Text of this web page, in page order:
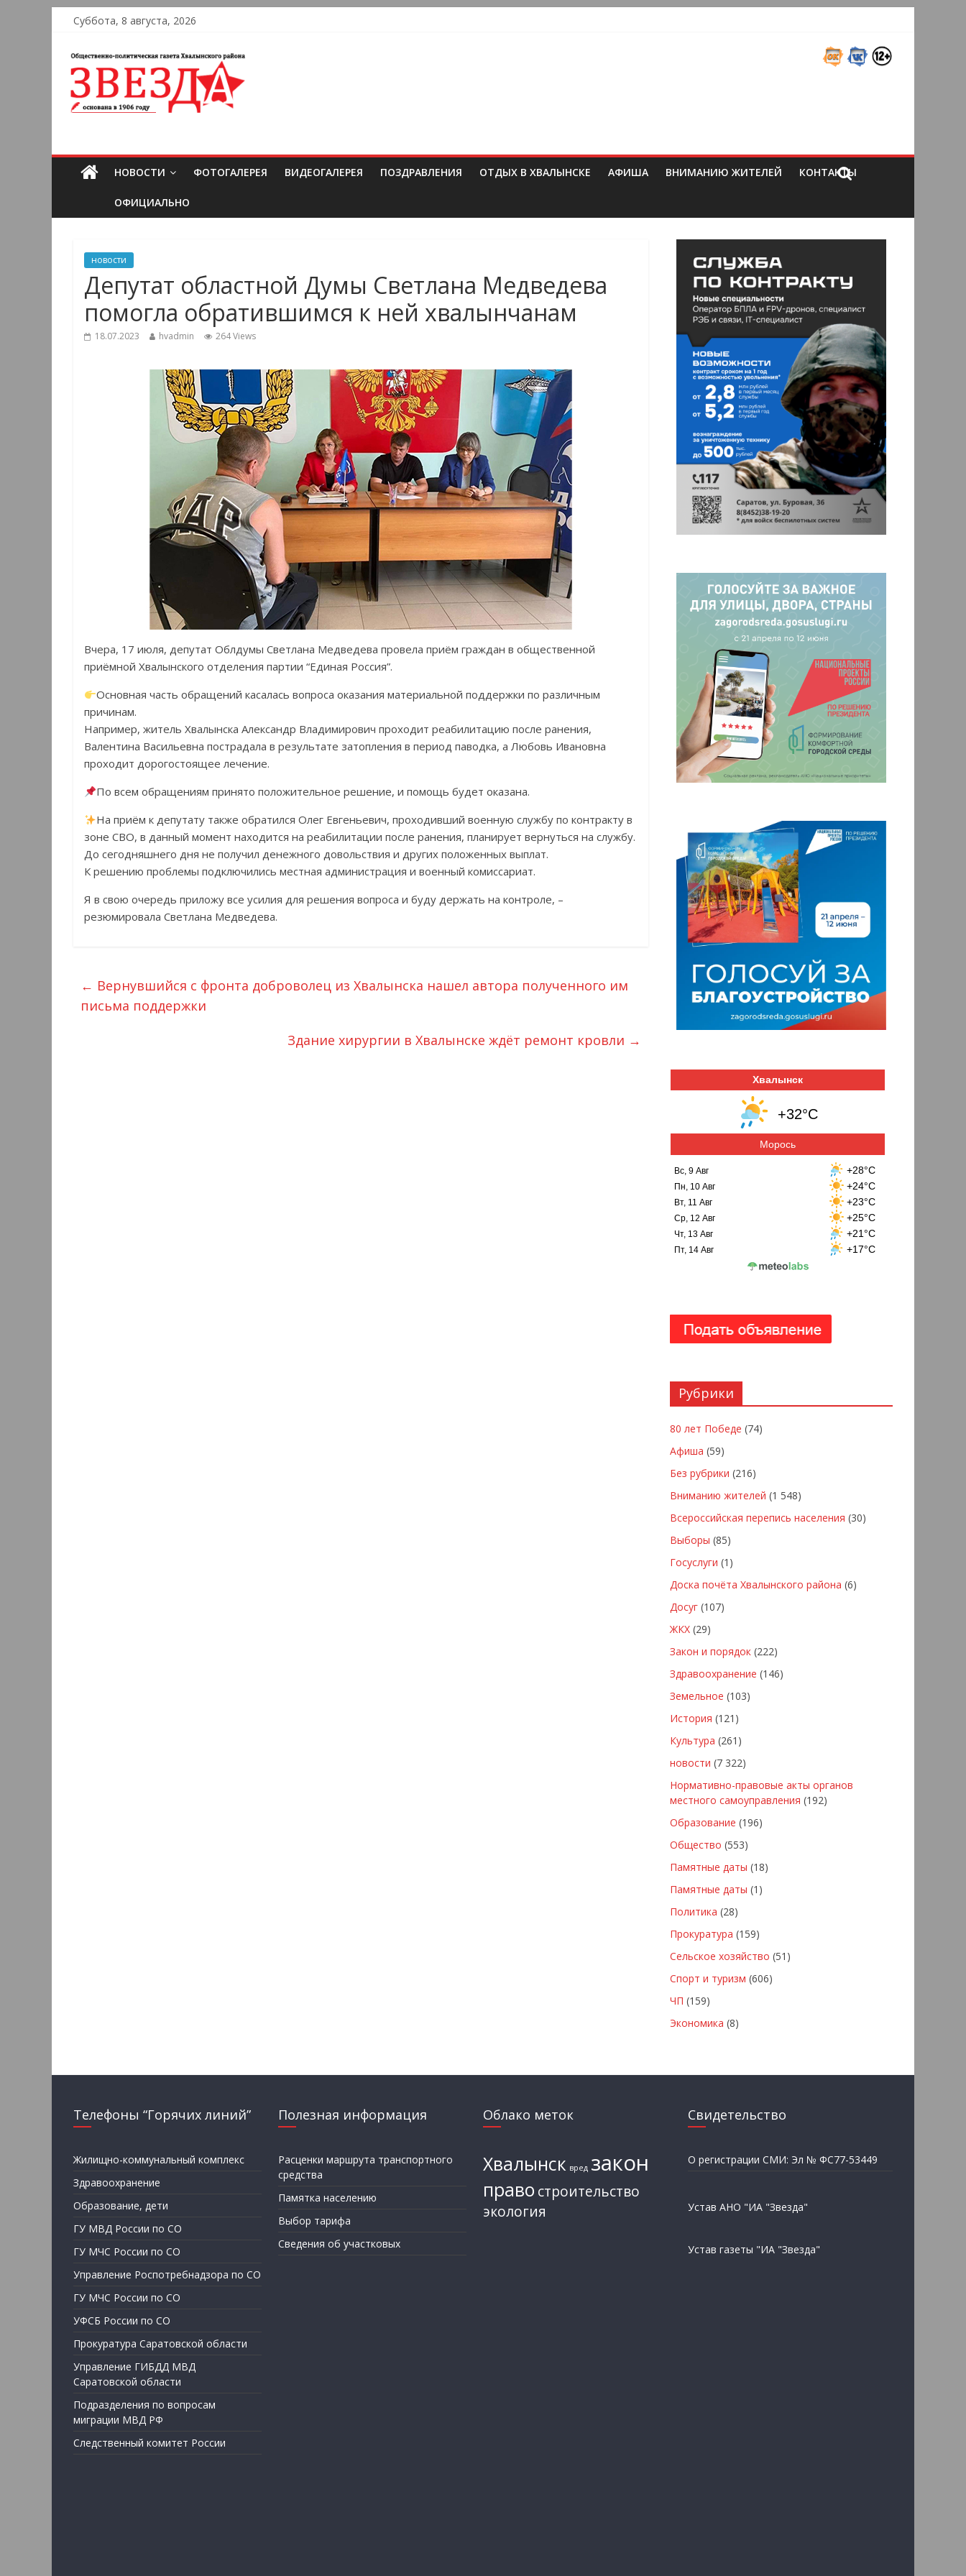
Суббота, 8 августа, 2026
НОВОСТИ ФОТОГАЛЕРЕЯ ВИДЕОГАЛЕРЕЯ ПОЗДРАВЛЕНИЯ ОТДЫХ В ХВАЛЫНСКЕ АФИША ВНИМАНИЮ ЖИТЕЛЕЙ КОНТАКТЫ
ОФИЦИАЛЬНО
новости
Депутат областной Думы Светлана Медведева
помогла обратившимся к ней хвалынчанам
18.07.2023 hvadmin 264 Views
Вчера, 17 июля, депутат Облдумы Светлана Медведева провела приём граждан в общественной
приёмной Хвалынского отделения партии “Единая Россия”.
Основная часть обращений касалась вопроса оказания материальной поддержки по различным
причинам.
Например, житель Хвалынска Александр Владимирович проходит реабилитацию после ранения,
Валентина Васильевна пострадала в результате затопления в период паводка, а Любовь Ивановна
проходит дорогостоящее лечение.
По всем обращениям принято положительное решение, и помощь будет оказана.
На приём к депутату также обратился Олег Евгеньевич, проходивший военную службу по контракту в
зоне СВО, в данный момент находится на реабилитации после ранения, планирует вернуться на службу.
До сегодняшнего дня не получил денежного довольствия и других положенных выплат.
К решению проблемы подключились местная администрация и военный комиссариат.
Я в свою очередь приложу все усилия для решения вопроса и буду держать на контроле, –
резюмировала Светлана Медведева.
← Вернувшийся с фронта доброволец из Хвалынска нашел автора полученного им
письма поддержки
Здание хирургии в Хвалынске ждëт ремонт кровли →
Хвалынск
+32°C
Морось
Вс, 9 Авг +28°C
Пн, 10 Авг +24°C
Вт, 11 Авг +23°C
Ср, 12 Авг +25°C
Чт, 13 Авг +21°C
Пт, 14 Авг +17°C
Рубрики
80 лет Победе (74)
Афиша (59)
Без рубрики (216)
Вниманию жителей (1 548)
Всероссийская перепись населения (30)
Выборы (85)
Госуслуги (1)
Доска почёта Хвалынского района (6)
Досуг (107)
ЖКХ (29)
Закон и порядок (222)
Здравоохранение (146)
Земельное (103)
История (121)
Культура (261)
новости (7 322)
Нормативно-правовые акты органов
местного самоуправления (192)
Образование (196)
Общество (553)
Памятные даты (18)
Памятные даты (1)
Политика (28)
Прокуратура (159)
Сельское хозяйство (51)
Спорт и туризм (606)
ЧП (159)
Экономика (8)
Телефоны “Горячих линий”
Жилищно-коммунальный комплекс
Здравоохранение
Образование, дети
ГУ МВД России по СО
ГУ МЧС России по СО
Управление Роспотребнадзора по СО
ГУ МЧС России по СО
УФСБ России по СО
Прокуратура Саратовской области
Управление ГИБДД МВД
Саратовской области
Подразделения по вопросам
миграции МВД РФ
Следственный комитет России
Полезная информация
Расценки маршрута транспортного
средства
Памятка населению
Выбор тарифа
Сведения об участковых
Облако меток
Хвалынск вред закон
право строительство
экология
Свидетельство
О регистрации СМИ: Эл № ФС77-53449
Устав АНО "ИА "Звезда"
Устав газеты "ИА "Звезда"